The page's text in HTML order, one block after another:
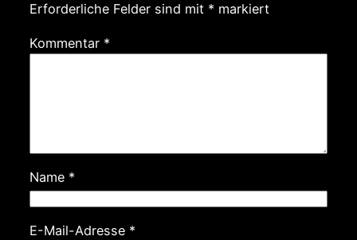
Erforderliche Felder sind mit * markiert
Kommentar *
Name *
E-Mail-Adresse *